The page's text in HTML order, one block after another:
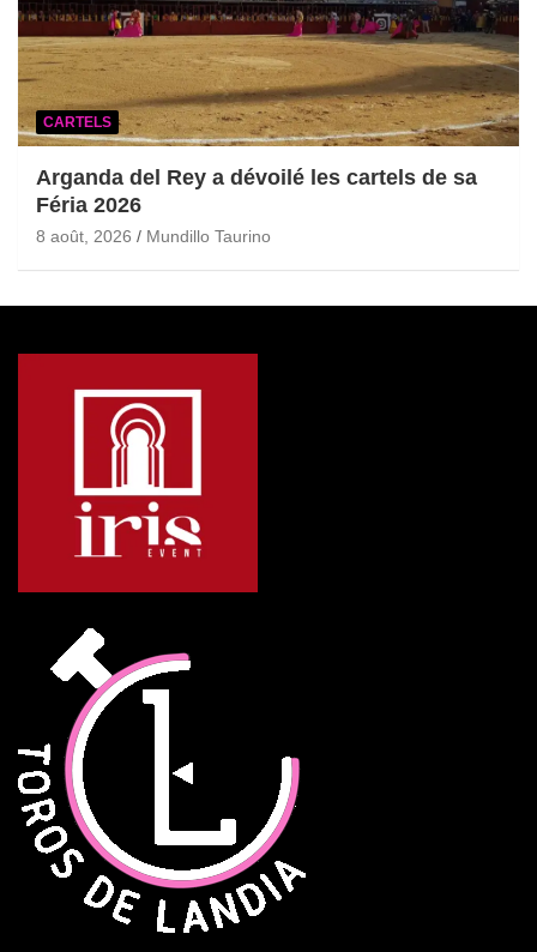
CARTELS
Arganda del Rey a dévoilé les cartels de sa
Féria 2026
8 août, 2026 Mundillo Taurino